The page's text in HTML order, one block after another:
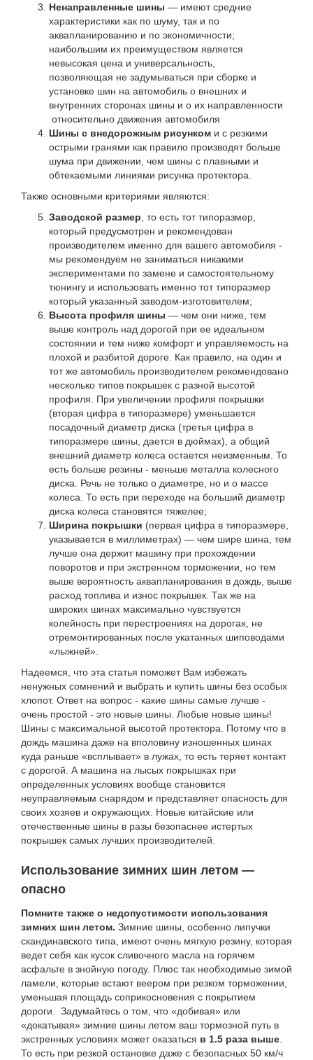
Ненаправленные шины — имеют средние
характеристики как по шуму, так и по
аквапланированию и по экономичности;
наибольшим их преимуществом является
невысокая цена и универсальность,
позволяющая не задумываться при сборке и
установке шин на автомобиль о внешних и
внутренних сторонах шины и о их направленности
относительно движения автомобиля
Шины с внедорожным рисунком и с резкими
острыми гранями как правило производят больше
шума при движении, чем шины с плавными и
обтекаемыми линиями рисунка протектора.
Также основными критериями являются:
Заводской размер , то есть тот типоразмер,
который предусмотрен и рекомендован
производителем именно для вашего автомобиля -
мы рекомендуем не заниматься никакими
экспериментами по замене и самостоятельному
тюнингу и использовать именно тот типоразмер
который указанный заводом-изготовителем;
Высота профиля шины — чем они ниже, тем
выше контроль над дорогой при ее идеальном
состоянии и тем ниже комфорт и управляемость на
плохой и разбитой дороге. Как правило, на один и
тот же автомобиль производителем рекомендовано
несколько типов покрышек с разной высотой
профиля. При увеличении профиля покрышки
(вторая цифра в типоразмере) уменьшается
посадочный диаметр диска (третья цифра в
типоразмере шины, дается в дюймах), а общий
внешний диаметр колеса остается неизменным. То
есть больше резины - меньше металла колесного
диска. Речь не только о диаметре, но и о массе
колеса. То есть при переходе на больший диаметр
диска колеса становятся тяжелее;
Ширина покрышки (первая цифра в типоразмере,
указывается в миллиметрах) — чем шире шина, тем
лучше она держит машину при прохождении
поворотов и при экстренном торможении, но тем
выше вероятность аквапланирования в дождь, выше
расход топлива и износ покрышек. Так же на
широких шинах максимально чувствуется
колейность при перестроениях на дорогах, не
отремонтированных после укатанных шиповодами
«лыжней».
Надеемся, что эта статья поможет Вам избежать
ненужных сомнений и выбрать и купить шины без особых
хлопот. Ответ на вопрос - какие шины самые лучше -
очень простой - это новые шины. Любые новые шины!
Шины с максимальной высотой протектора. Потому что в
дождь машина даже на вполовину изношенных шинах
куда раньше «всплывает» в лужах, то есть теряет контакт
с дорогой. А машина на лысых покрышках при
определенных условиях вообще становится
неуправляемым снарядом и представляет опасность для
своих хозяев и окружающих. Новые китайские или
отечественные шины в разы безопаснее истертых
покрышек самых лучших производителей.
Использование зимних шин летом —
опасно
Помните также о недопустимости использования
зимних шин летом. Зимние шины, особенно липучки
скандинавского типа, имеют очень мягкую резину, которая
ведет себя как кусок сливочного масла на горячем
асфальте в знойную погоду. Плюс так необходимые зимой
ламели, которые встают веером при резком торможении,
уменьшая площадь соприкосновения с покрытием
дороги. Задумайтесь о том, что «добивая» или
«докатывая» зимние шины летом ваш тормозной путь в
экстренных условиях может оказаться в 1.5 раза выше
То есть при резкой остановке даже с безопасных 50 км/ч